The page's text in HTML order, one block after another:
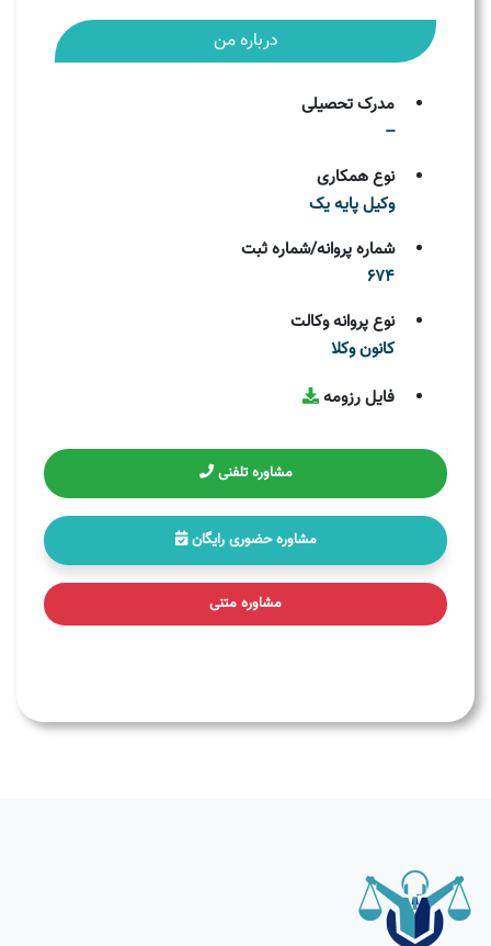
درباره من
مدرک تحصیلی
--
نوع همکاری
وکیل پایه یک
شماره پروانه/شماره ثبت
674
نوع پروانه وکالت
کانون وکلا
فایل رزومه
مشاوره تلفنی
مشاوره حضوری رایگان
مشاوره متنی